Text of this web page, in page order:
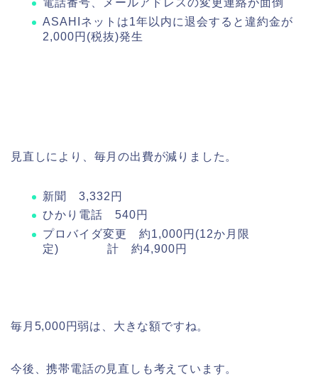
電話番号、メールアドレスの変更連絡が面倒
ASAHIネットは1年以内に退会すると違約金が
2,000円(税抜)発生
見直しにより、毎月の出費が減りました。
新聞 3,332円
ひかり電話 540円
プロバイダ変更 約1,000円(12か月限
定) 計 約4,900円
毎月5,000円弱は、大きな額ですね。
今後、携帯電話の見直しも考えています。